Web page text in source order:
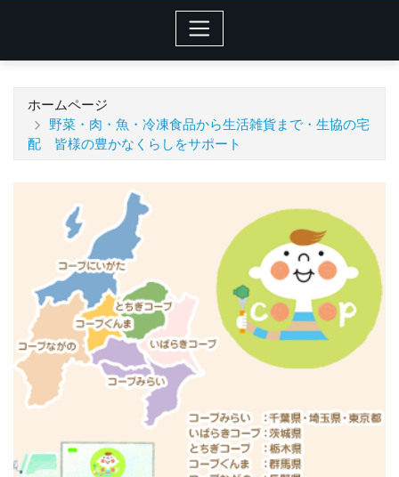
ホームページ
野菜・肉・魚・冷凍食品から生活雑貨まで・生協の宅
配 皆様の豊かなくらしをサポート